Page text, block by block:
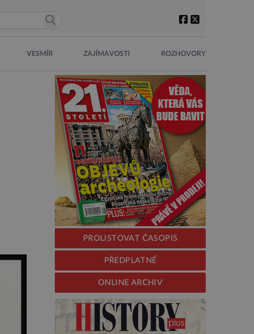
VESMÍR ZAJÍMAVOSTI ROZHOVORY
PROLISTOVAT ČASOPIS
PŘEDPLATNÉ
ONLINE ARCHIV